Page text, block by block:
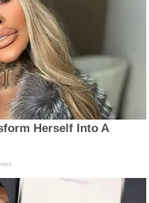
Herself Into A